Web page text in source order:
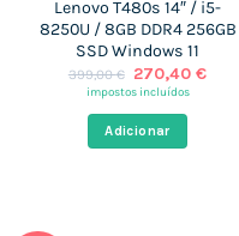
Lenovo T480s 14″ / i5-
8250U / 8GB DDR4 256GB
SSD Windows 11
399,00€ O
preço
era:
399,00 €.
270,40€O
impostos incluídos
Adicionar